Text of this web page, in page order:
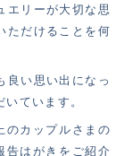
エリーが大切な思
ただけることを何
良い思い出になっ
ています。
のカップルさまの
告はがきをご紹介